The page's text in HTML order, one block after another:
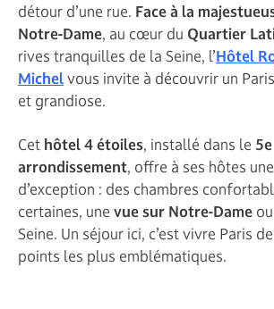
détour d’une rue. Face à la
Notre-Dame, au cœur du Quartier
rives tranquilles de la Seine, l’Hôtel
Michelvous invite à découvrir un
et grandiose.
Cet hôtel 4 étoiles, installé dans le 5e
arrondissement, offre à ses hôtes
d’exception : des chambres
certaines, une vue sur Notre-Dame
Seine. Un séjour ici, c’est vivre Paris
points les plus emblématiques.